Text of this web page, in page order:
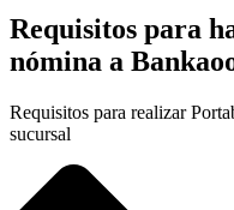
Requisitos para
nómina a
Requisitos para realizar
sucursal